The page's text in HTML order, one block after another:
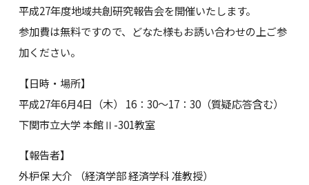
平成27年度地域共創研究報告会を開催いたします。
参加費は無料ですので、どなた様もお誘い合わせの上ご参
加ください。
【日時・場所】
平成27年6月4日（木） 16：30～17：30（質疑応答含む）
下関市立大学 本館Ⅱ-301教室
【報告者】
外枦保 大介 （経済学部 経済学科 准教授）